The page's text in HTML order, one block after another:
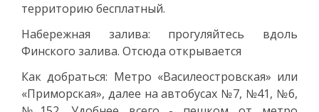
территорию бесплатный.
Набережная залива: прогуляйтесь вдоль
Финского залива. Отсюда открывается
Как добраться: Метро «Василеостровская» или
«Приморская», далее на автобусах №7, №41, №6,